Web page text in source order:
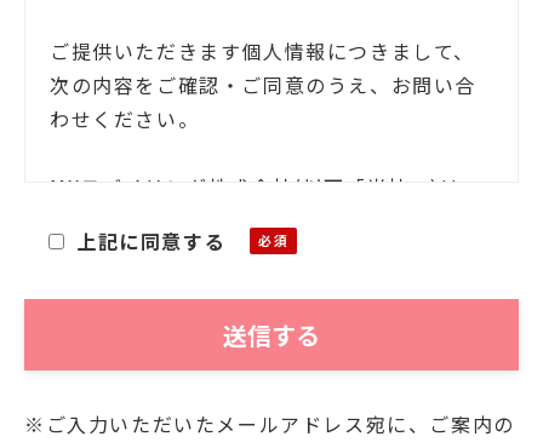
ご提供いただきます個人情報につきまして、
次の内容をご確認・ご同意のうえ、お問い合
わせください。
MXモバイリング株式会社(以下「当社」)は、
お客様ご本人の氏名・住所等の個人情報(以下
「個人情報」)をご提供いただくにあたり、そ
ないことを次の通りお知らせいたします。
お客様よりご提供いただきました個人情報
上記に同意する
※ご入力いただいたメールアドレス宛に、ご案内の